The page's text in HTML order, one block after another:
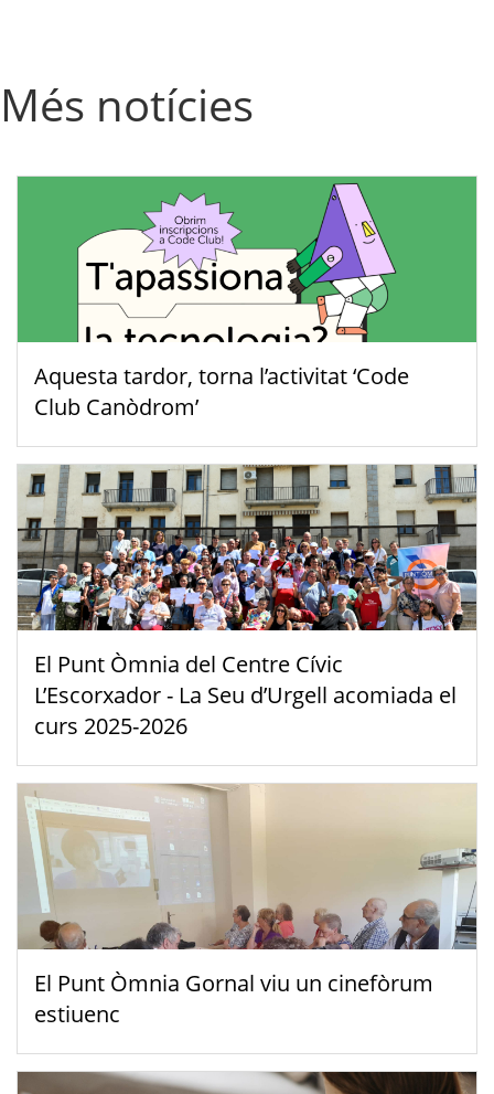
Més notícies
Aquesta tardor, torna l’activitat ‘Code
Club Canòdrom’
El Punt Òmnia del Centre Cívic
L’Escorxador - La Seu d’Urgell acomiada el
curs 2025-2026
El Punt Òmnia Gornal viu un cinefòrum
estiuenc